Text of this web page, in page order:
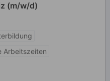
(m/w/d)
Arbeitszeiten